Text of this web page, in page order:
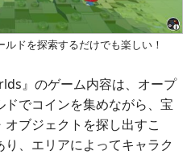
ドを探索するだけでも楽しい！
』のゲーム内容は、オープ
でコインを集めながら、宝
ブジェクトを探し出すこ
、エリアによってキャラク